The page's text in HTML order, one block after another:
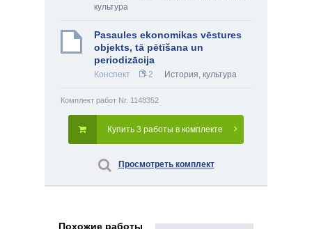
культура
Pasaules ekonomikas vēstures
objekts, tā pētīšana un
periodizācija
Конспект 2 История, культура
Комплект работ Nr. 1148352
Купить 3 работы в комплекте
Просмотреть комплект
Похожие работы